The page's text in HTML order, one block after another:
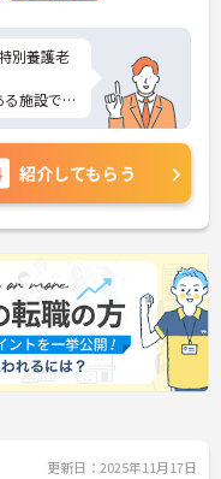
別養護老
施設で、
、常勤医
す。
さい。
紹介してもらう
更新日：2025年11月17日